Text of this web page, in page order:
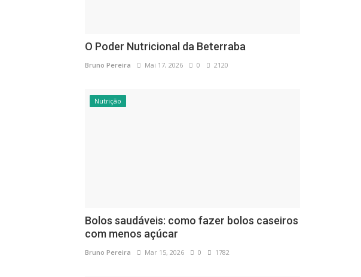
O Poder Nutricional da Beterraba
Bruno Pereira Mai 17, 2026 0 2120
Nutrição
Bolos saudáveis: como fazer bolos caseiros
com menos açúcar
Bruno Pereira Mar 15, 2026 0 1782